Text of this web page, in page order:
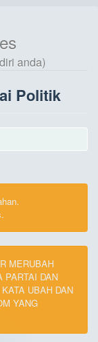
anda)
Politik
MERUBAH
PARTAI DAN
UBAH DAN
YANG